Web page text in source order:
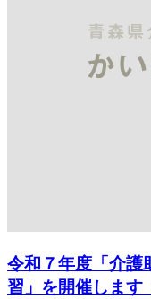
令和７年度「介護
習」を開催します